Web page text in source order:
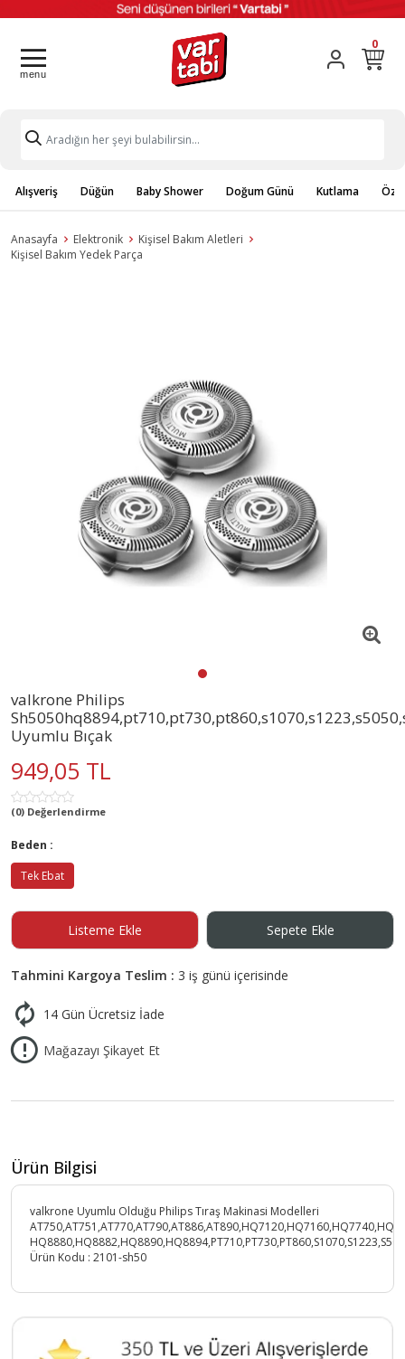
0
Alışveriş Düğün Baby Shower Doğum Günü Kutlama
Anasayfa Elektronik
Kişisel Bakım Aletleri
Kişisel Bakım Yedek Parça
valkrone Philips
Uyumlu Bıçak
949,05 TL
(0) Değerlendirme
Beden :
Tek Ebat
Listeme Ekle Sepete Ekle
Tahmini Kargoya Teslim : 3 iş günü içerisinde
14 Gün Ücretsiz İade
Mağazayı Şikayet Et
Ürün Bilgisi
valkrone Uyumlu Olduğu Philips Tıraş Makinasi Modelleri
Ürün Kodu : 2101-sh50